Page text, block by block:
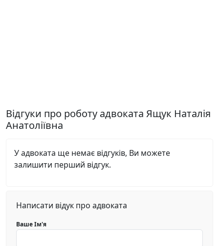
Відгуки про роботу адвоката Ящук Наталія
Анатоліївна
У адвоката ще немає відгуків, Ви можете
залишити перший відгук.
Написати відук про адвоката
Ваше Ім'я